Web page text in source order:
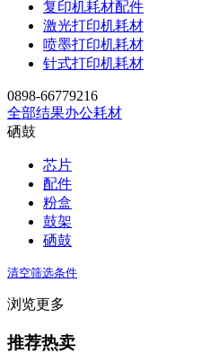
复印机耗材配件
激光打印机耗材
喷墨打印机耗材
针式打印机耗材
0898-66779216
全部结果办公耗材
硒鼓
芯片
配件
粉盒
鼓架
硒鼓
清空筛选条件
浏览更多
推荐热卖